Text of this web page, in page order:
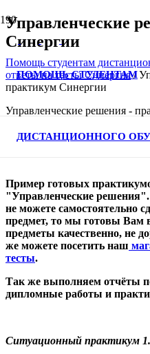
ПОМОЩЬ СТУДЕНТАМ
ДИСТАНЦИОННОГО
Управленческие
Синергии
Помощь студентам
ответы на тесты Синергия/
практикум Синергии
Управленческие решения -
Пример готовых
"Управленческие
не можете самостоятельно
предмет, то мы готовы Вам
предметы качественно, не
же можете посетить наш
тесты.
Так же выполняем отчёты
дипломные работы и
Ситуационный практикум 1.